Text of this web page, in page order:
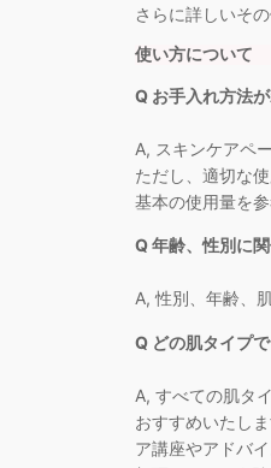
さらに詳しいそ
使い方について
Q お手入れ方法
A, スキンケアペ
ただし、適切な
基本の使用量を
Q 年齢、性別に
A, 性別、年齢、
Q どの肌タイプ
A, すべての肌タ
おすすめいたし
ア講座やアドバ